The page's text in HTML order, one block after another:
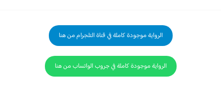
الرواية موجودة كاملة في قناة التلجرام من هنا
الرواية موجودة كاملة في جروب الواتساب من هنا